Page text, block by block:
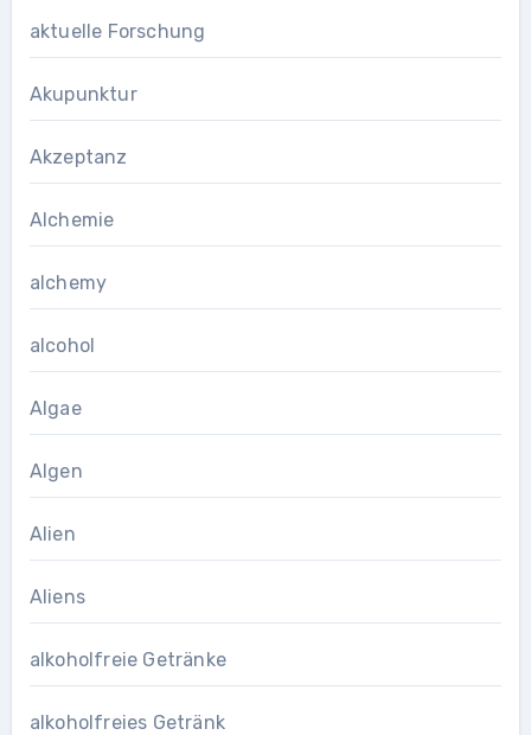
aktuelle Forschung
Akupunktur
Akzeptanz
Alchemie
alchemy
alcohol
Algae
Algen
Alien
Aliens
alkoholfreie Getränke
alkoholfreies Getränk